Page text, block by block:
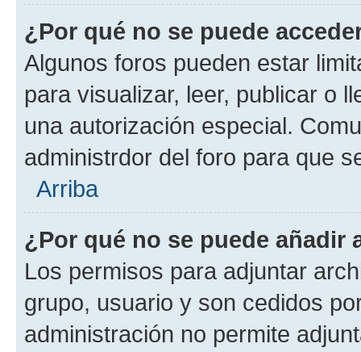
¿Por qué no se puede
Algunos foros pueden estar
para visualizar, leer, publicar o
una autorización especial.
administrdor del foro para que
Arriba
¿Por qué no se puede añadir
Los permisos para adjuntar
grupo, usuario y son cedidos
administración no permite